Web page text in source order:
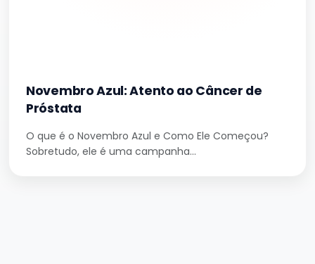
Novembro Azul: Atento ao Câncer de
Próstata
O que é o Novembro Azul e Como Ele Começou?
Sobretudo, ele é uma campanha…